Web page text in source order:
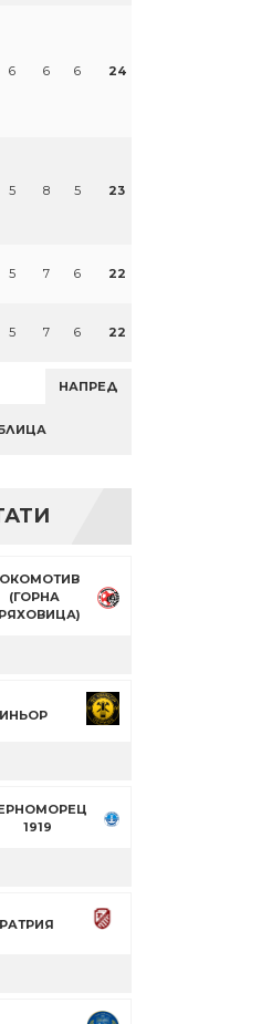
6 6 6 24
5 8 5 23
5 7 6 22
5 7 6 22
НАПРЕД
(ГОРНА
1919